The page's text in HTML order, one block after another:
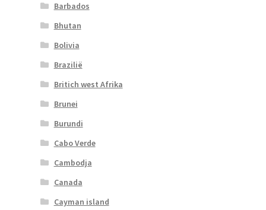
Barbados
Bhutan
Bolivia
Brazilië
Britich west Afrika
Brunei
Burundi
Cabo Verde
Cambodja
Canada
Cayman island